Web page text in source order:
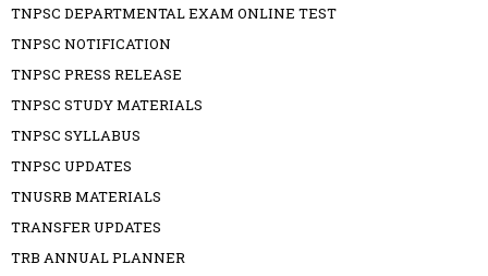
TNPSC DEPARTMENTAL EXAM ONLINE TEST
TNPSC NOTIFICATION
TNPSC PRESS RELEASE
TNPSC STUDY MATERIALS
TNPSC SYLLABUS
TNPSC UPDATES
TNUSRB MATERIALS
TRANSFER UPDATES
TRB ANNUAL PLANNER